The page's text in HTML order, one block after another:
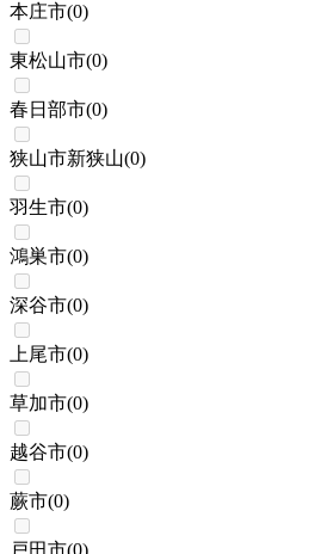
本庄市(0)
東松山市(0)
春日部市(0)
狭山市新狭山(0)
羽生市(0)
鴻巣市(0)
深谷市(0)
上尾市(0)
草加市(0)
越谷市(0)
蕨市(0)